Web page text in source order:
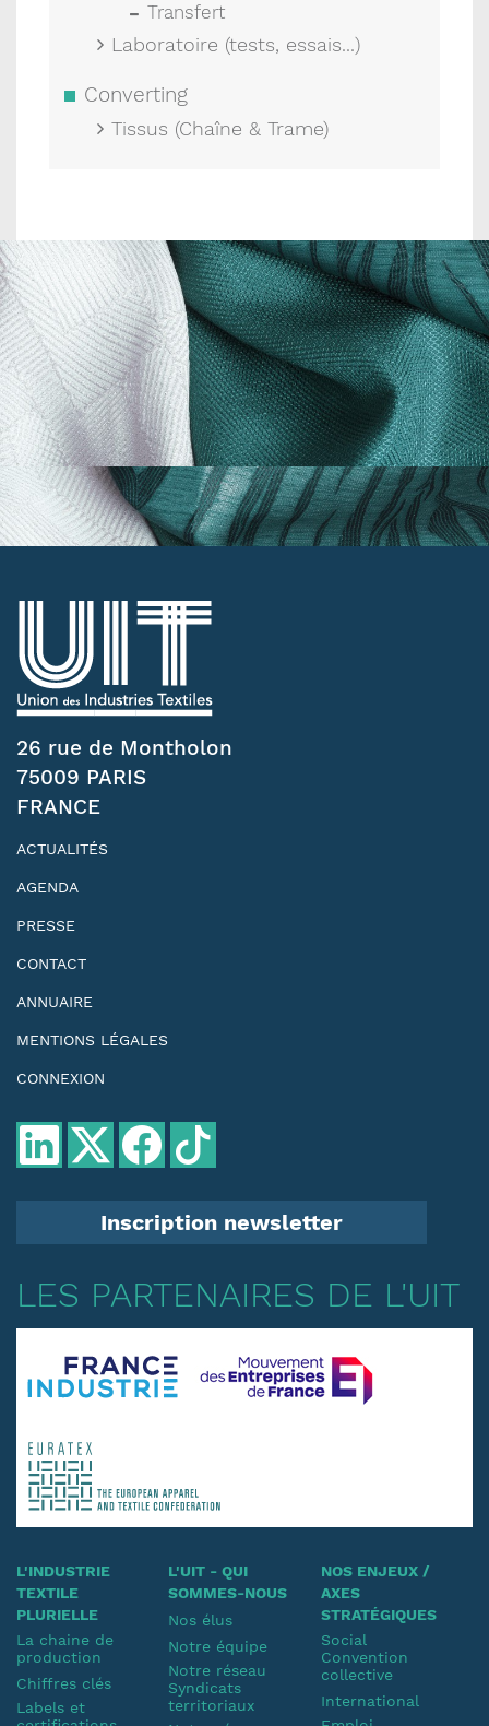
Transfert
Laboratoire (tests, essais...)
Converting
Tissus (Chaîne & Trame)
26 rue de Montholon
75009 PARIS
FRANCE
ACTUALITÉS
AGENDA
PRESSE
CONTACT
ANNUAIRE
MENTIONS LÉGALES
CONNEXION
Inscription newsletter
LES PARTENAIRES DE L'UIT
L'INDUSTRIE
TEXTILE
PLURIELLE
La chaine de
production
Chiffres clés
Labels et
L'UIT - QUI
SOMMES-NOUS
Nos élus
Notre équipe
Notre réseau
Syndicats
territoriaux
NOS ENJEUX /
AXES
STRATÉGIQUES
Social
Convention
collective
International